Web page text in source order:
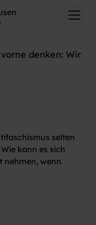
Menü
denken: Wir
selten
kann es sich
nehmen, wenn